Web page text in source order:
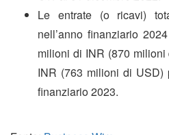
Le entrate (o ricavi)
nell’anno finanziario
milioni di INR (870
INR (763 milioni di USD)
finanziario 2023.